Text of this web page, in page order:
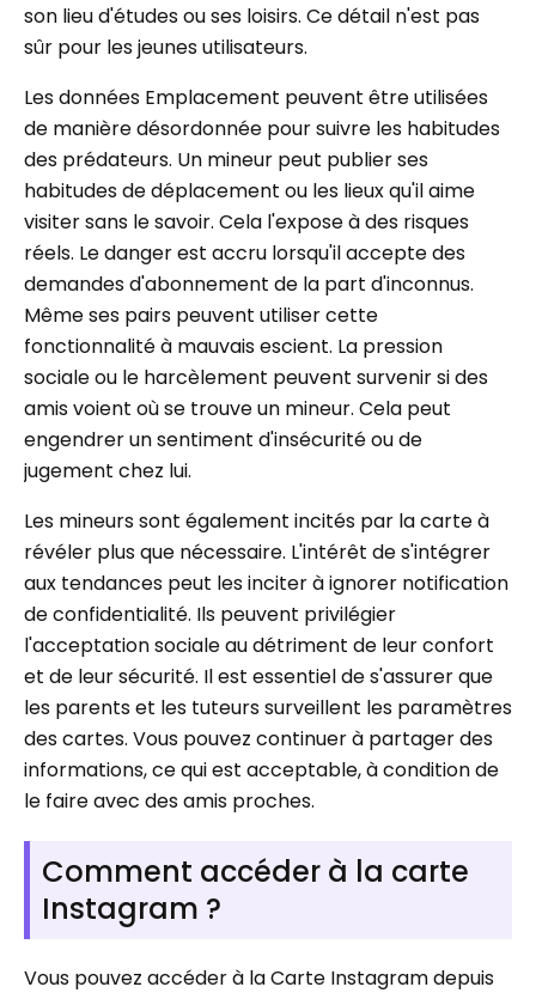
son lieu d'études ou ses loisirs. Ce détail n'est pas
sûr pour les jeunes utilisateurs.
Les données Emplacement peuvent être utilisées
de manière désordonnée pour suivre les habitudes
des prédateurs. Un mineur peut publier ses
habitudes de déplacement ou les lieux qu'il aime
visiter sans le savoir. Cela l'expose à des risques
réels. Le danger est accru lorsqu'il accepte des
demandes d'abonnement de la part d'inconnus.
Même ses pairs peuvent utiliser cette
fonctionnalité à mauvais escient. La pression
sociale ou le harcèlement peuvent survenir si des
amis voient où se trouve un mineur. Cela peut
engendrer un sentiment d'insécurité ou de
jugement chez lui.
Les mineurs sont également incités par la carte à
révéler plus que nécessaire. L'intérêt de s'intégrer
aux tendances peut les inciter à ignorer notification
de confidentialité. Ils peuvent privilégier
l'acceptation sociale au détriment de leur confort
et de leur sécurité. Il est essentiel de s'assurer que
les parents et les tuteurs surveillent les paramètres
des cartes. Vous pouvez continuer à partager des
informations, ce qui est acceptable, à condition de
le faire avec des amis proches.
Comment accéder à la carte
Instagram ?
Vous pouvez accéder à la Carte Instagram depuis